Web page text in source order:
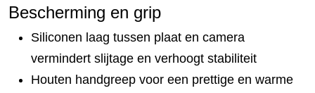
Bescherming en grip
Siliconen laag tussen plaat en camera
vermindert slijtage en verhoogt stabiliteit
Houten handgreep voor een prettige en warme